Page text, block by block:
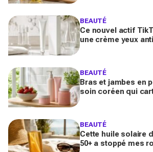
BEAUTÉ
Ce nouvel actif
une crème yeux
BEAUTÉ
Bras et jambes en
soin coréen qui
BEAUTÉ
Cette huile solaire
50+ a stoppé mes